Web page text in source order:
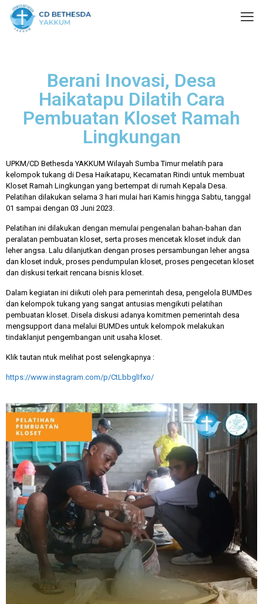
Berani Inovasi, Desa
Haikatapu Dilatih Cara
Pembuatan Kloset Ramah
Lingkungan
UPKM/CD Bethesda YAKKUM Wilayah Sumba Timur melatih para
kelompok tukang di Desa Haikatapu, Kecamatan Rindi untuk membuat
Kloset Ramah Lingkungan yang bertempat di rumah Kepala Desa.
Pelatihan dilakukan selama 3 hari mulai hari Kamis hingga Sabtu, tanggal
01 sampai dengan 03 Juni 2023.
Pelatihan ini dilakukan dengan memulai pengenalan bahan-bahan dan
peralatan pembuatan kloset, serta proses mencetak kloset induk dan
leher angsa. Lalu dilanjutkan dengan proses persambungan leher angsa
dan kloset induk, proses pendumpulan kloset, proses pengecetan kloset
dan diskusi terkait rencana bisnis kloset.
Dalam kegiatan ini diikuti oleh para pemerintah desa, pengelola BUMDes
dan kelompok tukang yang sangat antusias mengikuti pelatihan
pembuatan kloset. Disela diskusi adanya komitmen pemerintah desa
mengsupport dana melalui BUMDes untuk kelompok melakukan
tindaklanjut pengembangan unit usaha kloset.
Klik tautan ntuk melihat post selengkapnya :
https://www.instagram.com/p/CtLbbglIfxo/